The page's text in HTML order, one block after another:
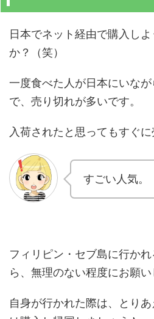
日本でネット経由で購入し
か？（笑）
一度食べた人が日本にいな
で、売り切れが多いです。
入荷されたと思ってもすぐ
すごい人気。
フィリピン・セブ島に行か
ら、無理のない程度にお願
自身が行かれた際は、とり